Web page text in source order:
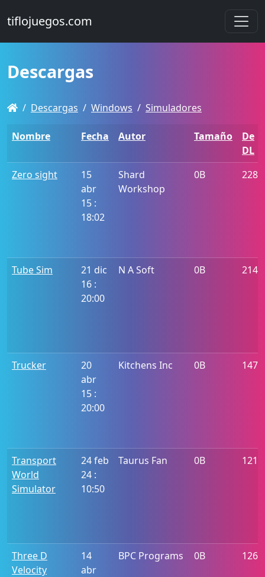
tiflojuegos.com
Descargas
Descargas Windows Simuladores
Nombre Fecha Autor Tamaño
De
DL
Zero sight
15
abr
15 :
18:02
Shard
Workshop
0B 228
Tube Sim
21 dic
16 :
20:00
N A Soft 0B 2145
Trucker
20
abr
15 :
20:00
Kitchens Inc 0B 1478
Transport
World
Simulator
24 feb
24 :
10:50
Taurus Fan 0B 1211
Three D
Velocity
14
abr
BPC Programs 0B 1268